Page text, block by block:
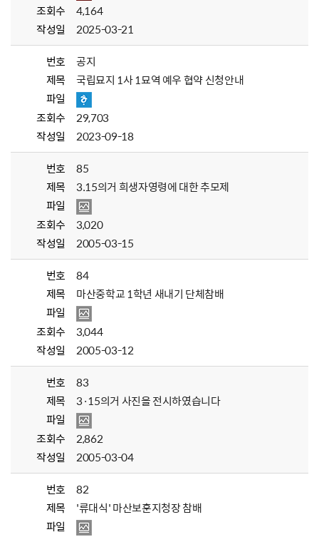
조회수
4,164
작성일
2025-03-21
번호
공지
제목
국립묘지 1사 1묘역 예우 협약 신청안내
파일
조회수
29,703
작성일
2023-09-18
번호
85
제목
3.15의거 희생자영령에 대한 추모제
파일
조회수
3,020
작성일
2005-03-15
번호
84
제목
마산중학교 1학년 새내기 단체참배
파일
조회수
3,044
작성일
2005-03-12
번호
83
제목
3·15의거 사진을 전시하였습니다
파일
조회수
2,862
작성일
2005-03-04
번호
82
제목
'류대식' 마산보훈지청장 참배
파일